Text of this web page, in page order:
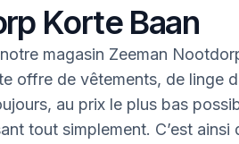
Korte Baan
magasin Zeeman
offre de vêtements, de linge
au prix le plus bas
tout simplement. C’est ainsi